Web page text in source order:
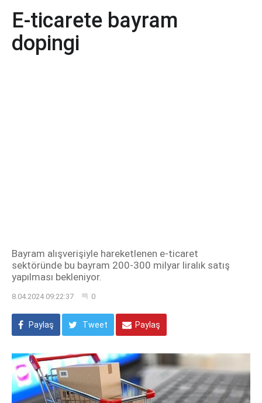
E-ticarete bayram
dopingi
Bayram alışverişiyle hareketlenen e-ticaret
sektöründe bu bayram 200-300 milyar liralık satış
yapılması bekleniyor.
8.04.2024 09:22:37 0
Paylaş Tweet Paylaş